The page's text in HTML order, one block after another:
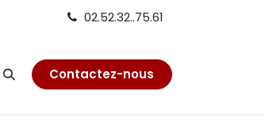
02.52.32..75.61
Contactez-nous